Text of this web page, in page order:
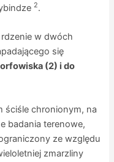
2.
w dwóch
się
(2) i do
ściśle chronionym, na
badania terenowe,
ze względu
zmarzliny